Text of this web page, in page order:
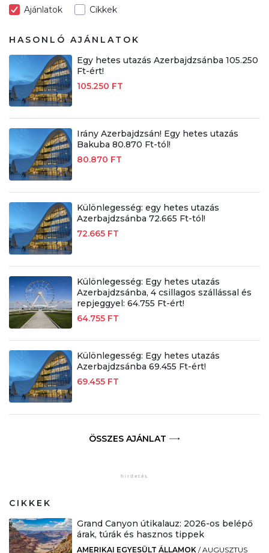
Ajánlatok Cikkek
HASONLÓ AJÁNLATOK
Egy hetes utazás Azerbajdzsánba 105.250
Ft-ért!
105.250 FT
Irány Azerbajdzsán! Egy hetes utazás
Bakuba 80.870 Ft-tól!
80.870 FT
Különlegesség: egy hetes utazás
Azerbajdzsánba 72.665 Ft-tól!
72.665 FT
Különlegesség: Egy hetes utazás
Azerbajdzsánba, 4 csillagos szállással és
repjeggyel: 64.755 Ft-ért!
64.755 FT
Különlegesség: Egy hetes utazás
Azerbajdzsánba 69.455 Ft-ért!
69.455 FT
ÖSSZES AJÁNLAT
CIKKEK
Grand Canyon útikalauz: 2026-os belépő
árak, túrák és hasznos tippek
AMERIKAI EGYESÜLT ÁLLAMOK /AUGUSZTUS